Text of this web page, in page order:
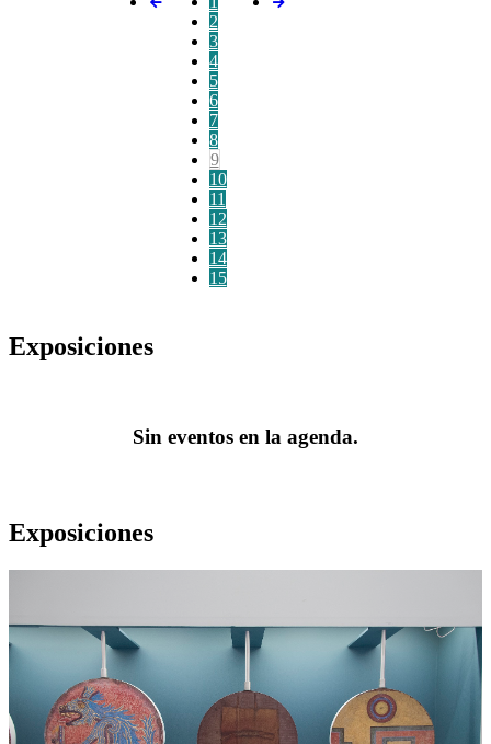
2
3
4
5
6
7
8
9
10
11
12
13
14
15
Exposiciones
Sin eventos en la agenda.
Exposiciones